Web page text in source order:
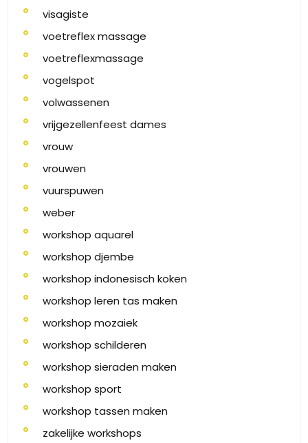
visagiste
voetreflex massage
voetreflexmassage
vogelspot
volwassenen
vrijgezellenfeest dames
vrouw
vrouwen
vuurspuwen
weber
workshop aquarel
workshop djembe
workshop indonesisch koken
workshop leren tas maken
workshop mozaiek
workshop schilderen
workshop sieraden maken
workshop sport
workshop tassen maken
zakelijke workshops